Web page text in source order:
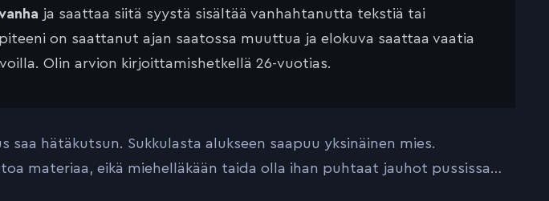
ja saattaa siitä syystä sisältää vanhahtanutta tekstiä tai
on saattanut ajan saatossa muuttua ja elokuva saattaa vaatia
Olin arvion kirjoittamishetkellä 26-vuotias.
saa hätäkutsun. Sukkulasta alukseen saapuu yksinäinen mies.
materiaa, eikä miehelläkään taida olla ihan puhtaat jauhot pussissa…